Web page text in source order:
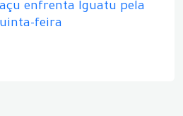
enfrenta Iguatu pela
feira